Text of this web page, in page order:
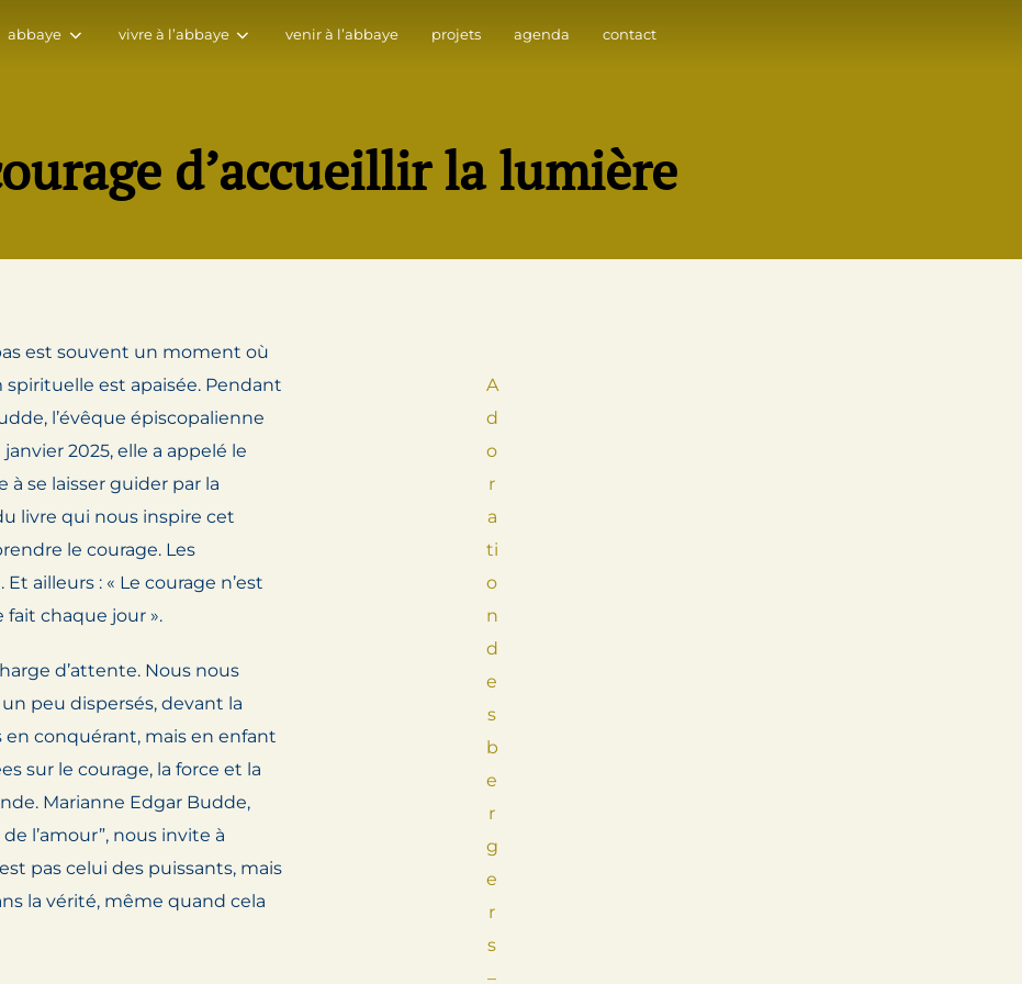
abbaye vivre à l’abbaye venir à l’abbaye projets agenda contact
d’accueillir la lumière
est souvent un moment où
est apaisée. Pendant
l’évêque épiscopalienne
2025, elle a appelé le
se laisser guider par la
livre qui nous inspire cet
le courage. Les
ailleurs : « Le courage n’est
fait chaque jour ».
d’attente. Nous nous
peu dispersés, devant la
en conquérant, mais en enfant
sur le courage, la force et la
Marianne Edgar Budde,
l’amour”, nous invite à
pas celui des puissants, mais
la vérité, même quand cela
A
d
o
r
a
ti
o
n
d
e
s
b
e
r
g
e
r
s
–